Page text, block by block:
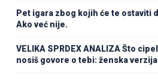
Pet igara zbog kojih će te ostaviti
Ako već nije.
VELIKA SPRDEX ANALIZA Što
nosiš govore o tebi: ženska verzija